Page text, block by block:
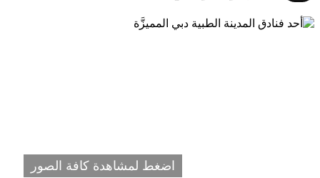
اضغط لمشاهدة كافة الصور